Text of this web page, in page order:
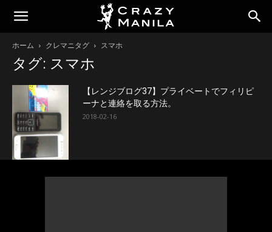
ホーム クレマニタグ スマホ
タグ: スマホ
【レンジブログ37】プライベートでフィリピ
ーナと連絡を取る方法。
2018-02-16